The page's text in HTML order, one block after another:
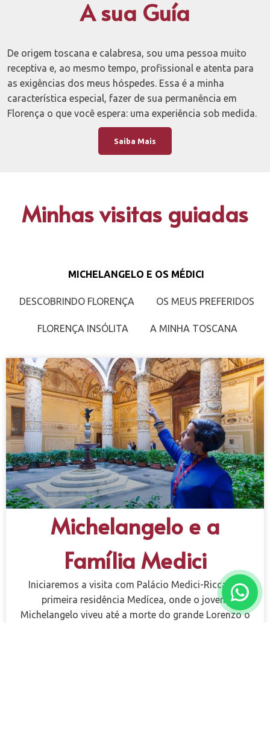
A sua Guía
De origem toscana e calabresa, sou uma pessoa muito
receptiva e, ao mesmo tempo, profissional e atenta para
as exigências dos meus hóspedes. Essa é a minha
característica especial, fazer de sua permanência em
Florença o que você espera: uma experiência sob medida.
Saiba Mais
Minhas visitas guiadas
MICHELANGELO E OS MÉDICI
DESCOBRINDO FLORENÇA OS MEUS PREFERIDOS
FLORENÇA INSÓLITA A MINHA TOSCANA
Michelangelo e a
Família Medici
Iniciaremos a visita com Palácio Medici-Riccardi,
primeira residência Medícea, onde o jovem
Michelangelo viveu até a morte do grande Lorenzo o